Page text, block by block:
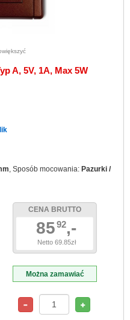
A, 5V, 1A, Max 5W
, Sposób mocowania: Pazurki /
CENA BRUTTO
8592,-
Netto 69.85zł
Można zamawiać